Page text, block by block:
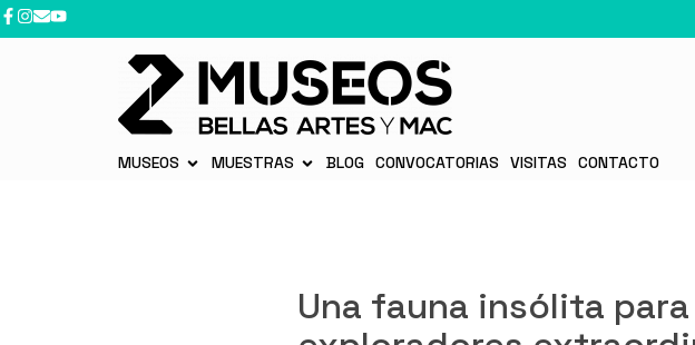
contenido
MUSEOS MUESTRAS BLOG CONVOCATORIAS VISITAS CONTACTO
Una fauna insólita para